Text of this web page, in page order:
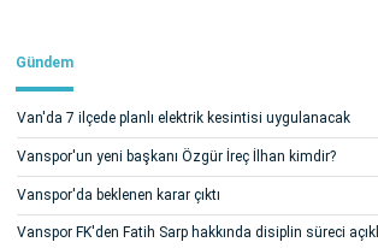
Gündem
Van'da 7 ilçede planlı elektrik kesintisi uygulanacak
Vanspor'un yeni başkanı Özgür İreç İlhan kimdir?
Vanspor'da beklenen karar çıktı
Vanspor FK'den Fatih Sarp hakkında disiplin süreci